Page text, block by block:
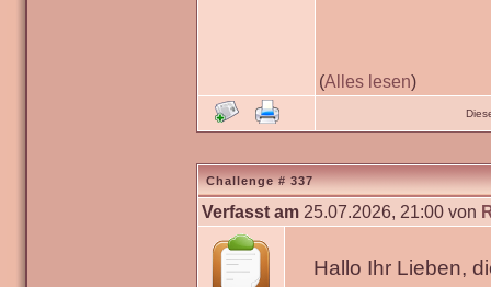
(Alles lesen)
Challenge # 337
Verfasst am 25.07.2026, 21:00 von
Hallo Ihr Lieben,